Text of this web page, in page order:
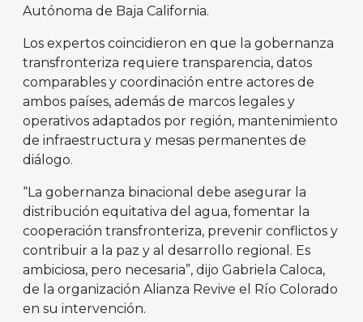
Autónoma de Baja California.
Los expertos coincidieron en que la gobernanza
transfronteriza requiere transparencia, datos
comparables y coordinación entre actores de
ambos países, además de marcos legales y
operativos adaptados por región, mantenimiento
de infraestructura y mesas permanentes de
diálogo.
“La gobernanza binacional debe asegurar la
distribución equitativa del agua, fomentar la
cooperación transfronteriza, prevenir conflictos y
contribuir a la paz y al desarrollo regional. Es
ambiciosa, pero necesaria”, dijo Gabriela Caloca,
de la organización Alianza Revive el Río Colorado
en su intervención.